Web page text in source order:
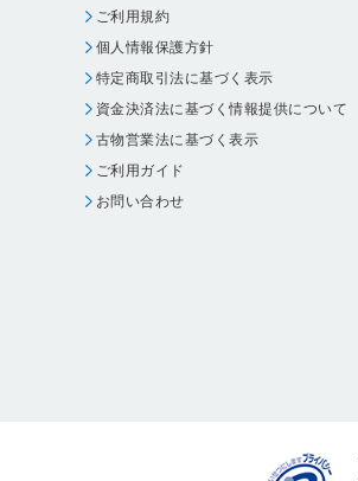
ご利用規約
個人情報保護方針
特定商取引法に基づく表示
資金決済法に基づく情報提供について
古物営業法に基づく表示
ご利用ガイド
お問い合わせ